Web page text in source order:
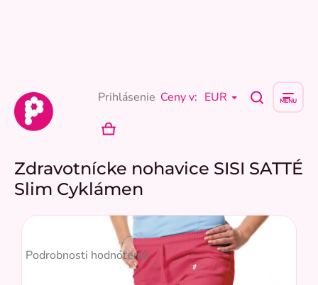
Ceny v: EUR
Prihlásenie
NÁKUPNÝ
Zdravotnícke nohavice SISI SATTÉ
Slim Cyklámen
hodnotenie
Podrobnosti hodnotenia